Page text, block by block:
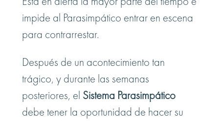
impide al Parasimpático entrar en escena
para contrarrestar.
Después de un acontecimiento tan
trágico, y durante las semanas
posteriores, el Sistema Parasimpático
debe tener la oportunidad de hacer su